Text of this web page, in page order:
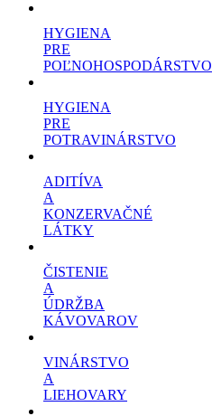
HYGIENA
PRE
POĽNOHOSPODÁRSTVO
HYGIENA
PRE
POTRAVINÁRSTVO
ADITÍVA
A
KONZERVAČNÉ
LÁTKY
ČISTENIE
A
ÚDRŽBA
KÁVOVAROV
VINÁRSTVO
A
LIEHOVARY